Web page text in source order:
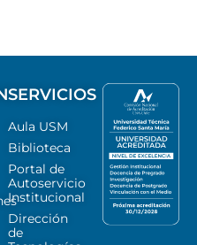
SERVICIOS
Aula USM
Biblioteca
Portal de
Autoservicio
Institucional
Dirección
de